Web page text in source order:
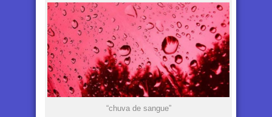
“chuva de sangue”